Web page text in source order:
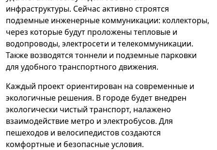
инфраструктуры. Сейчас активно строятся
подземные инженерные коммуникации: коллекторы,
через которые будут проложены тепловые и
водопроводы, электросети и телекоммуникации.
Также возводятся тоннели и подземные парковки
для удобного транспортного движения.
Каждый проект ориентирован на современные и
экологичные решения. В городе будет внедрен
экологически чистый транспорт, налажено
взаимодействие метро и электробусов. Для
пешеходов и велосипедистов создаются
комфортные и безопасные условия.